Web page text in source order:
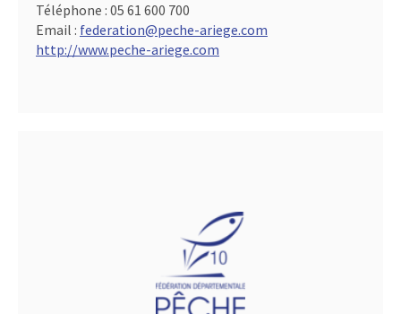
Téléphone : 05 61 600 700
Email : federation@peche-ariege.com
http://www.peche-ariege.com